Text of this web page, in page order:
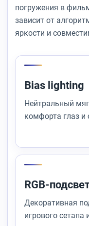
погружения в
зависит от
яркости и
Bias lighting
Нейтральный
комфорта глаз и
RGB-
Декоративная
игрового сетапа